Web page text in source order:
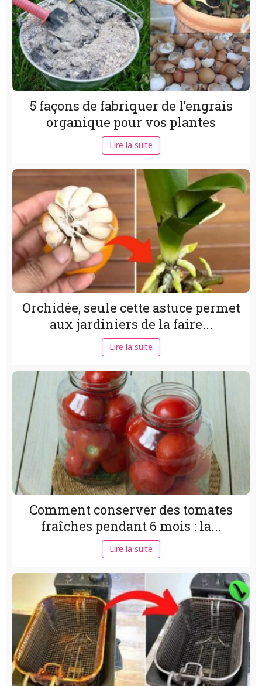
5 façons de fabriquer de l’engrais
organique pour vos plantes
Lire la suite
Orchidée, seule cette astuce permet
aux jardiniers de la faire...
Lire la suite
Comment conserver des tomates
fraîches pendant 6 mois : la...
Lire la suite